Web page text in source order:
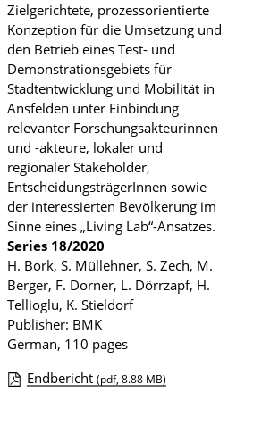
n
D
o
w
n
l
o
a
d
s
Zielgerichtete, prozessorientierte
Konzeption für die Umsetzung und
den Betrieb eines Test- und
Demonstrationsgebiets für
Stadtentwicklung und Mobilität in
Ansfelden unter Einbindung
relevanter Forschungsakteurinnen
und -akteure, lokaler und
regionaler Stakeholder,
EntscheidungsträgerInnen sowie
der interessierten Bevölkerung im
Sinne eines „Living Lab“-Ansatzes.
Series 18/2020
H. Bork, S. Müllehner, S. Zech, M.
Berger, F. Dorner, L. Dörrzapf, H.
Tellioglu, K. Stieldorf
Publisher: BMK
German, 110 pages
Endbericht (pdf, 8.88 MB)